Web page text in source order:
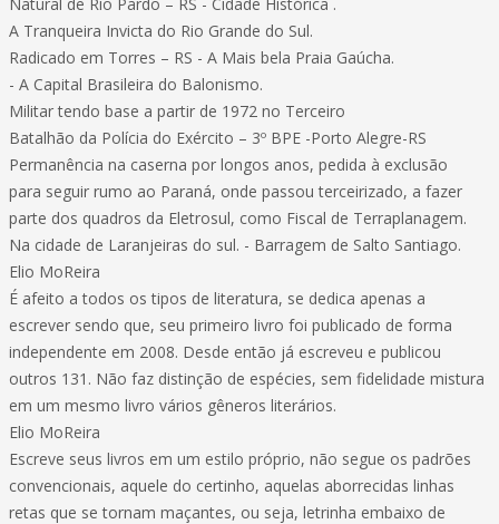
A Tranqueira Invicta do Rio Grande do Sul.
Radicado em Torres – RS - A Mais bela Praia Gaúcha.
- A Capital Brasileira do Balonismo.
Militar tendo base a partir de 1972 no Terceiro
Batalhão da Polícia do Exército – 3º BPE -Porto Alegre-RS
Permanência na caserna por longos anos, pedida à exclusão
para seguir rumo ao Paraná, onde passou terceirizado, a fazer
parte dos quadros da Eletrosul, como Fiscal de Terraplanagem.
Na cidade de Laranjeiras do sul. - Barragem de Salto Santiago.
Elio MoReira
É afeito a todos os tipos de literatura, se dedica apenas a
escrever sendo que, seu primeiro livro foi publicado de forma
independente em 2008. Desde então já escreveu e publicou
outros 131. Não faz distinção de espécies, sem fidelidade mistura
em um mesmo livro vários gêneros literários.
Elio MoReira
Escreve seus livros em um estilo próprio, não segue os padrões
convencionais, aquele do certinho, aquelas aborrecidas linhas
retas que se tornam maçantes, ou seja, letrinha embaixo de